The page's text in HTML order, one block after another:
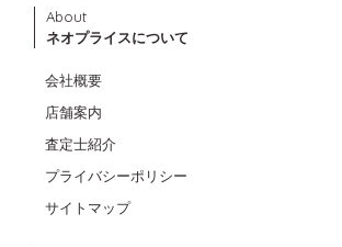
About
ネオプライスについて
会社概要
店舗案内
査定士紹介
プライバシーポリシー
サイトマップ